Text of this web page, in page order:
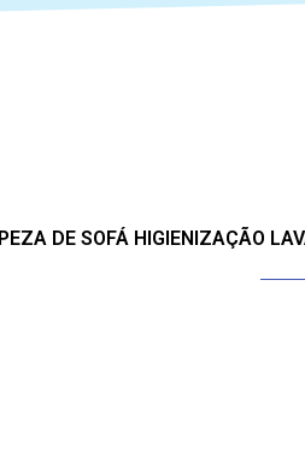
DE SOFÁ HIGIENIZAÇÃO